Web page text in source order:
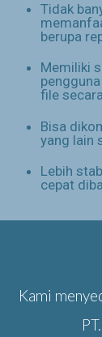
Tidak
berupa
Memiliki
file
Bisa
yang lain
Lebih
cepat
Kami